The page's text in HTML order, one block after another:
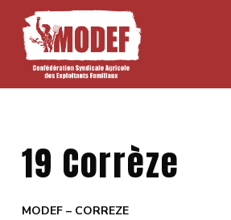
content
19 Corrèze
MODEF – CORREZE